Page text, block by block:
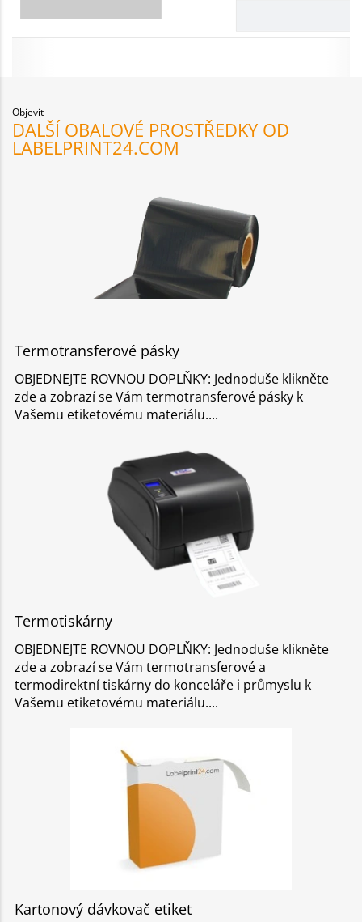
Objevit
DALŠÍ OBALOVÉ PROSTŘEDKY OD
LABELPRINT24.COM
Termotransferové pásky
OBJEDNEJTE ROVNOU DOPLŇKY: Jednoduše klikněte
zde a zobrazí se Vám termotransferové pásky k
Vašemu etiketovému materiálu.
Termotiskárny
OBJEDNEJTE ROVNOU DOPLŇKY: Jednoduše klikněte
zde a zobrazí se Vám termotransferové a
termodirektní tiskárny do konceláře i průmyslu k
Vašemu etiketovému materiálu.
Kartonový dávkovač etiket